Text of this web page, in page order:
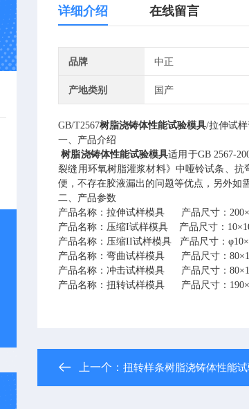
详细介绍 在线留言
品牌 中正
产地类别 国产
GB/T2567树脂浇铸体性能试验模具/拉伸试
一、产品介绍
树脂浇铸体性能试验模具适用于GB 2567-
裂缝用环氧树脂灌浆材料》中哑铃试条、
便，不存在胶液漏出的问题等优点 ，另外如
二、产品参数
产品名称 ：拉伸试样模具 产品尺寸：
产品名称：压缩I试样模具 产品尺寸：
产品名称：压缩II试样模具 产品尺寸：
产品名称：弯曲试样模具
产品尺寸：
产品名称：冲击试样模具
产品尺寸：
产品名称：扭转试样模具 产品尺寸：
上一个：扭转样条树脂浇铸体性能